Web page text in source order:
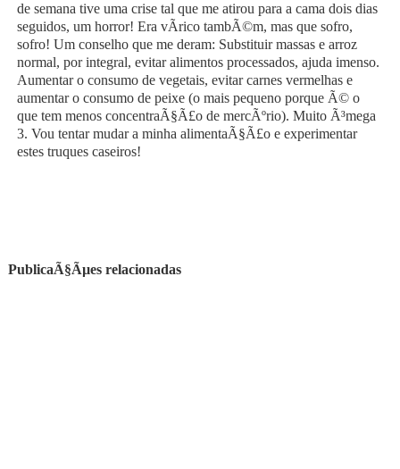
de semana tive uma crise tal que me atirou para a cama dois dias
seguidos, um horror! Era vÃ­rico tambÃ©m, mas que sofro,
sofro! Um conselho que me deram: Substituir massas e arroz
normal, por integral, evitar alimentos processados, ajuda imenso.
Aumentar o consumo de vegetais, evitar carnes vermelhas e
aumentar o consumo de peixe (o mais pequeno porque Ã© o
que tem menos concentraÃ§Ã£o de mercÃºrio). Muito Ã³mega
3. Vou tentar mudar a minha alimentaÃ§Ã£o e experimentar
estes truques caseiros!
PublicaÃ§Ãµes relacionadas